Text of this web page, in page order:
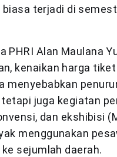
terjadi di
PHRI Alan Maulana
kenaikan harga
menyebabkan
tetapi juga kegiatan
dan ekshibisi
menggunakan
sejumlah daerah.